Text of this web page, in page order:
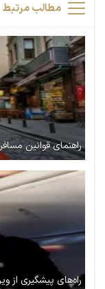
مطالب مرتبط
راهنمای قوانین
راه‌های پیشگیری از